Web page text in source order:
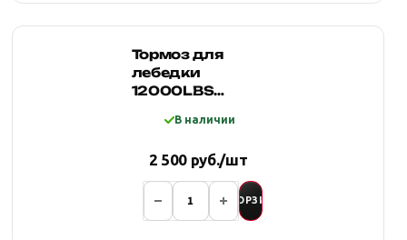
Тормоз для
лебедки
12000LBS
комплекте с
В наличии
2 500 руб./шт
В КОРЗИНУ